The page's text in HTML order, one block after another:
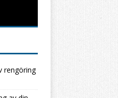
rengöring